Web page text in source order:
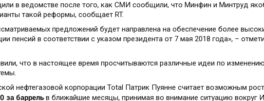
в ведомстве после того, как СМИ сообщили, что Минфин и Минтруд
такой реформы, сообщает RT.
предложений будет направлена на обеспечение более
пенсий в соответствии с указом президента от 7 мая 2018 года», –
что в настоящее время просчитываются различные идеи по изменению
нефтегазовой корпорации Total Патрик Пуянне считает возможным
за баррель в ближайшие месяцы, принимая во внимание ситуацию вокруг